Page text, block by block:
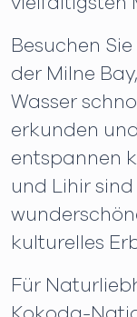
Besuchen
der Milne
Wasser
erkunden
entspannen
und Lihir
kulturelles
Für